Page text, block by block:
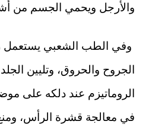
والأرجل ويحمي الجسم من
وفي الطب الشعبي يستعمل
الجروح والحروق، وتليين
الروماتيزم عند دلكه على
في معالجة قشرة الرأس،